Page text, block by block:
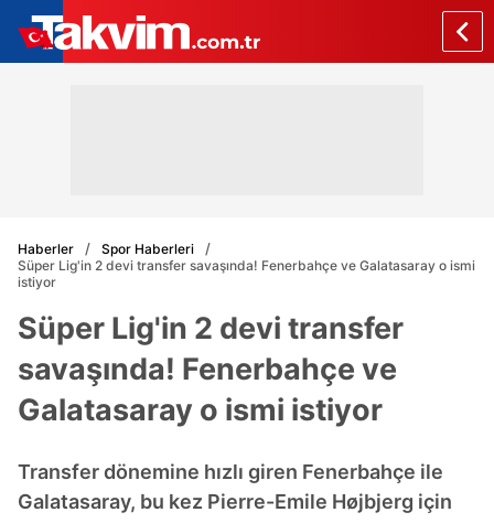
Haberler
Spor Haberleri
Süper Lig'in 2 devi transfer savaşında! Fenerbahçe ve Galatasaray o ismi
istiyor
Süper Lig'in 2 devi transfer
savaşında! Fenerbahçe ve
Galatasaray o ismi istiyor
Transfer dönemine hızlı giren Fenerbahçe ile
Galatasaray, bu kez Pierre-Emile Højbjerg için